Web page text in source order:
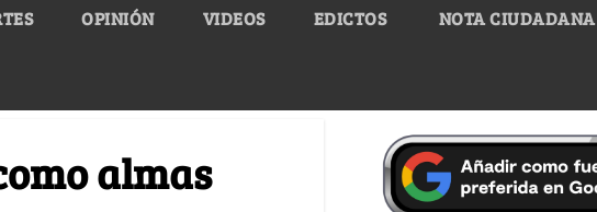
OPINIÓN VIDEOS EDICTOS NOTA CIUDADANA
almas